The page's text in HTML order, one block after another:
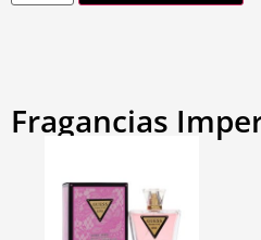
Fragancias